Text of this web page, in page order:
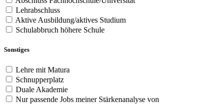
Lehrabschluss
Aktive Ausbildung/aktives Studium
Schulabbruch höhere Schule
Sonstiges
Lehre mit Matura
Schnupperplatz
Duale Akademie
Nur passende Jobs meiner Stärkenanalyse von